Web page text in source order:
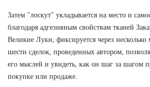
Затем "лоскут" укладывается на место и
благодаря адгезивным свойствам тканей
Великие Луки, фиксируется через
шести сделок, проведенных автором,
его мыслей и увидеть, как он шаг за шагом
покупке или продаже.